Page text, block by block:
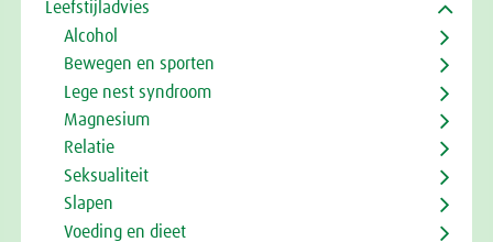
Leefstijladvies
Alcohol
Bewegen en sporten
Lege nest syndroom
Magnesium
Relatie
Seksualiteit
Slapen
Voeding en dieet